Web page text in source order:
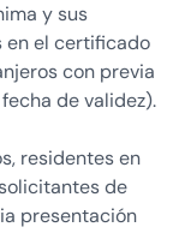
y sus
en el certificado
con previa
de validez).
residentes en
de
presentación